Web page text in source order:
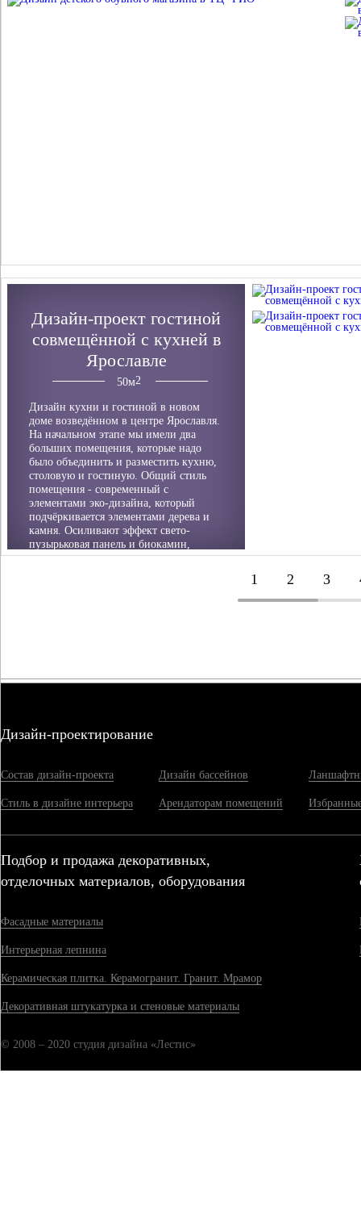
Дизайн-проект гостиной
совмещённой с кухней в
Ярославле
50м
Дизайн кухни и гостиной в новом
доме возведённом в центре Ярославля.
На начальном этапе мы имели два
больших помещения, которые надо
было объединить и разместить кухню,
столовую и гостиную. Общий стиль
помещения - современный с
элементами эко-дизайна, который
подчёркивается элементами дерева и
камня. Осиливают эффект свето-
пузырьковая панель и биокамин,
олицетворяющие воду и огонь.
1 2 3
Дизайн-проектирование
Состав дизайн-проекта
Стиль в дизайне интерьера
Дизайн бассейнов
Арендаторам помещений
Подбор и продажа декоративных,
отделочных материалов, оборудования
Фасадные материалы
Интерьерная лепнина
Керамическая плитка. Керамогранит. Гранит. Мрамор
Декоративная штукатурка и стеновые материалы
© 2008 – 2020 студия дизайна «Лестис»